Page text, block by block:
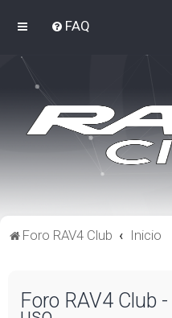
FAQ
Foro RAV4 Club Inicio
Foro RAV4 Club